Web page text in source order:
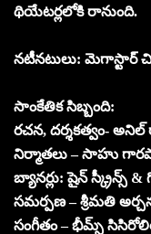
థియేటర్లలోకి రానుంది.
నటీనటులు: మెగాస్టార్
సాంకేతిక సిబ్బంది:
రచన, దర్శకత్వం-
నిర్మాతలు – సాహు
బ్యానర్లు: షైన్ స్క్రీన్స్ &
సమర్పణ – శ్రీమతి
సంగీతం – భీమ్స్